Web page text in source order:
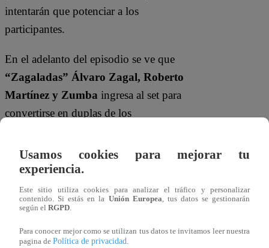
intentarán que potenciar a los
participantes.
En el adelanto del episodio se ve que
“Zagaladas” Álvaro Zagal, Roberto
Martínez y Zumba ingresa al set para
convertirse en duplas de los
locura donde las risas no faltarán.
Usamos cookies para mejorar tu
experiencia.
Este sitio utiliza cookies para analizar el tráfico y personalizar
contenido. Si estás en la Unión Europea , tus datos se gestionarán
según el RGPD
Para conocer mejor como se utilizan tus datos te invitamos leer nuestra
pagina de Política de privacidad